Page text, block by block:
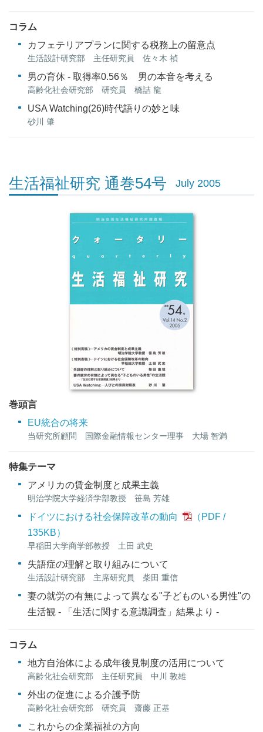
コラム
カフェテリアプランに関する税務上の留意点
生活設計研究部 主任研究員 佐々木 禎
男の育休 - 取得率0.56％ 男の本音を考える
高齢化社会研究部 研究員 橋詰 龍
USA Watching(26)時代語りの妙と味
砂川 肇
生活福祉研究 通巻54号 July 2005
巻頭言
EU統合の将来
当研究所顧問 国際金融情報センター理事 大場 智満
特集テーマ
アメリカの賃金制度と成果主義
明治学院大学経済学部教授 笹島 芳雄
ドイツにおける社会保障改革の動向
135KB）
早稲田大学商学部教授 土田 武史
失語症の理解と取り組みについて
生活設計研究部 主席研究員 柴田 重信
妻の就労の有無によって異なる"子どものいる男性"の
生活観 - 「生活に関する意識調査」結果より -
コラム
地方自治体による成年後見制度の活用について
高齢化社会研究部 主任研究員 中川 敦雄
外出の促進による介護予防
高齢化社会研究部 研究員 齋藤 正基
これからの企業福祉の方向